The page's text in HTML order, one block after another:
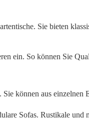
Sie bieten
ein. So können Sie
können aus einzelnen
Sofas. Rustikale und